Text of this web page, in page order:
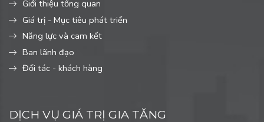
Giới thiệu tổng quan
Giá trị - Mục tiêu phát triển
Năng lực và cam kết
Ban lãnh đạo
Đối tác - khách hàng
DỊCH VỤ GIÁ TRỊ GIA TĂNG